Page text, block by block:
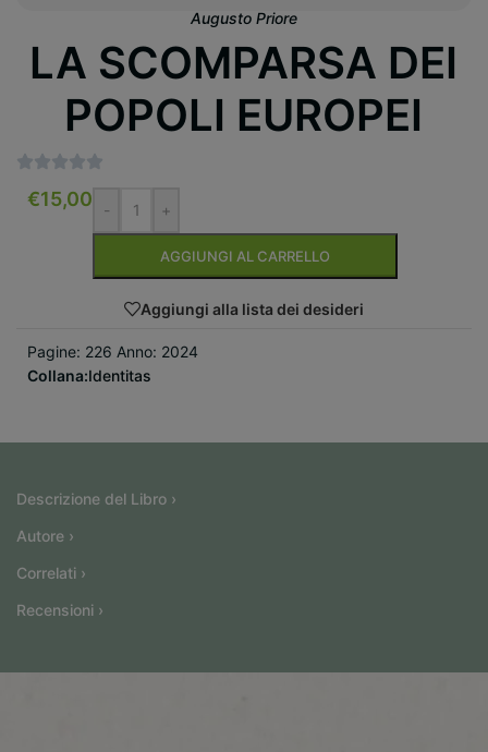
Augusto Priore
LA SCOMPARSA DEI
POPOLI EUROPEI
€15,00 - +
AGGIUNGI AL CARRELLO
Aggiungi alla lista dei desideri
Pagine: 226 Anno: 2024
Collana:Identitas
Descrizione del Libro ›
Autore ›
Correlati ›
Recensioni ›